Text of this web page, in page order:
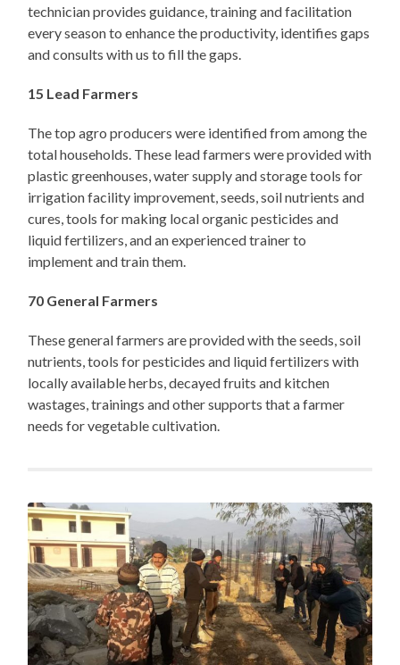
technician provides guidance, training and facilitation
every season to enhance the productivity, identifies gaps
and consults with us to fill the gaps.
15 Lead Farmers
The top agro producers were identified from among the
total households. These lead farmers were provided with
plastic greenhouses, water supply and storage tools for
irrigation facility improvement, seeds, soil nutrients and
cures, tools for making local organic pesticides and
liquid fertilizers, and an experienced trainer to
implement and train them.
70 General Farmers
These general farmers are provided with the seeds, soil
nutrients, tools for pesticides and liquid fertilizers with
locally available herbs, decayed fruits and kitchen
wastages, trainings and other supports that a farmer
needs for vegetable cultivation.